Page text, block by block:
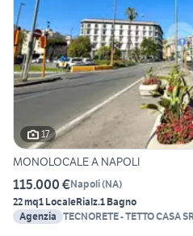
17
MONOLOCALE A NAPOLI
115.000 €Napoli(NA)
22 mq1 LocaleRialz.1 Bagno
Agenzia TECNORETE - TETTO CASA